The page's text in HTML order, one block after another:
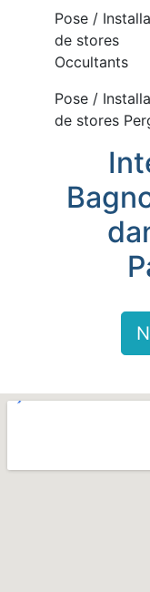
Pose /
de stores
Occultants
Pose /
de stores